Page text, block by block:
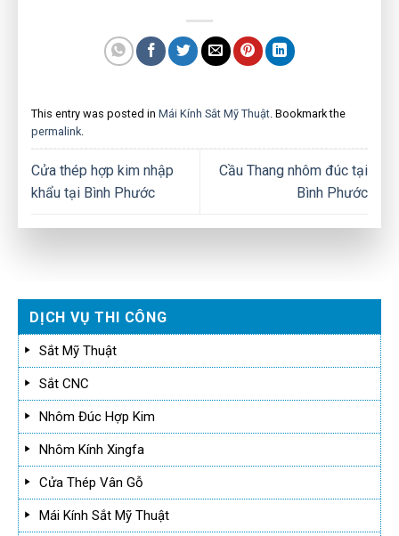
This entry was posted in Mái Kính Sắt Mỹ Thuật . Bookmark the
permalink
Cửa thép hợp kim nhập
khẩu tại Bình Phước
Cầu Thang nhôm đúc tại
Bình Phước
DỊCH VỤ THI CÔNG
Sắt Mỹ Thuật
Sắt CNC
Nhôm Đúc Hợp Kim
Nhôm Kính Xingfa
Cửa Thép Vân Gỗ
Mái Kính Sắt Mỹ Thuật